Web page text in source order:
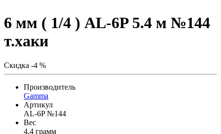
6 мм ( 1/4 ) AL-6P 5.4 м №144
т.хаки
Скидка -4 %
Производитель
Gamma
Артикул
AL-6P №144
Вес
4,4 грамм